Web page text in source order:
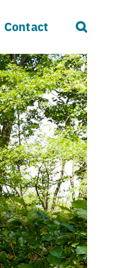
Contact